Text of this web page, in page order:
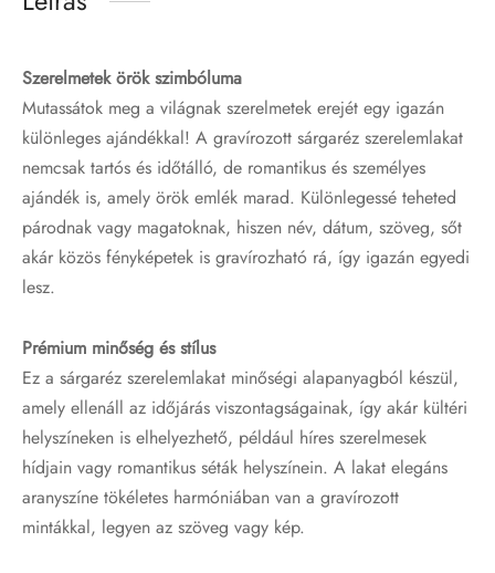
Szerelmetek örök szimbóluma
Mutassátok meg a világnak szerelmetek erejét egy igazán
különleges ajándékkal! A gravírozott sárgaréz szerelemlakat
nemcsak tartós és időtálló, de romantikus és személyes
ajándék is, amely örök emlék marad. Különlegessé teheted
párodnak vagy magatoknak, hiszen név, dátum, szöveg, sőt
akár közös fényképetek is gravírozható rá, így igazán egyedi
lesz.
Prémium minőség és stílus
Ez a sárgaréz szerelemlakat minőségi alapanyagból készül,
amely ellenáll az időjárás viszontagságainak, így akár kültéri
helyszíneken is elhelyezhető, például híres szerelmesek
hídjain vagy romantikus séták helyszínein. A lakat elegáns
aranyszíne tökéletes harmóniában van a gravírozott
mintákkal, legyen az szöveg vagy kép.